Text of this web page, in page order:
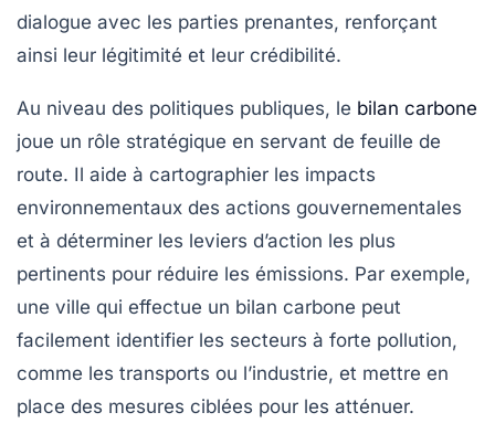
dialogue avec les parties prenantes, renforçant
ainsi leur légitimité et leur crédibilité.
Au niveau des politiques publiques, le bilan carbone
joue un rôle stratégique en servant de feuille de
route. Il aide à cartographier les impacts
environnementaux des actions gouvernementales
et à déterminer les leviers d’action les plus
pertinents pour réduire les émissions. Par exemple,
une ville qui effectue un bilan carbone peut
facilement identifier les secteurs à forte pollution,
comme les transports ou l’industrie, et mettre en
place des mesures ciblées pour les atténuer.